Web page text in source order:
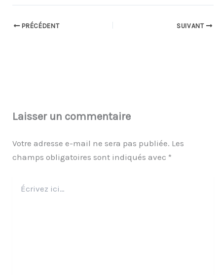
PRÉCÉDENT SUIVANT
Laisser un commentaire
Votre adresse e-mail ne sera pas publiée. Les
champs obligatoires sont indiqués avec *
ici…